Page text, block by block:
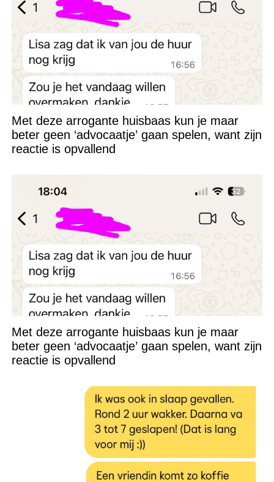
Met deze arrogante huisbaas kun je maar
beter geen ‘advocaatje’ gaan spelen, want zijn
reactie is opvallend
Met deze arrogante huisbaas kun je maar
beter geen ‘advocaatje’ gaan spelen, want zijn
reactie is opvallend